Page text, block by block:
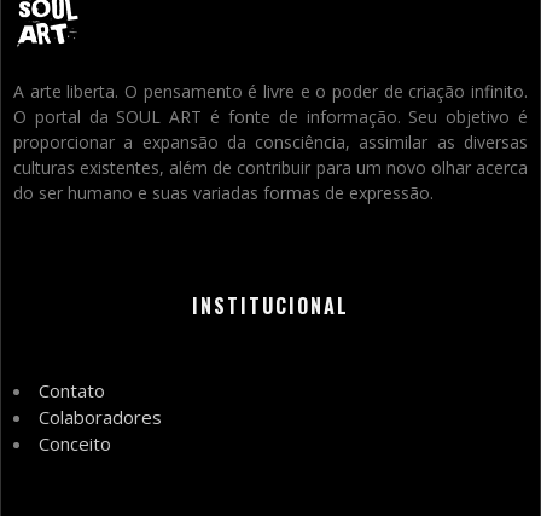
A arte liberta. O pensamento é livre e o poder de criação infinito.
O portal da SOUL ART é fonte de informação. Seu objetivo é
proporcionar a expansão da consciência, assimilar as diversas
culturas existentes, além de contribuir para um novo olhar acerca
do ser humano e suas variadas formas de expressão.
INSTITUCIONAL
Contato
Colaboradores
Conceito